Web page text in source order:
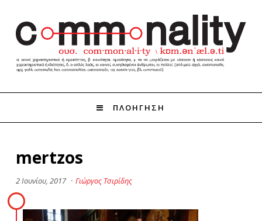
ΠΛΟΗΓΗΣΗ
mertzos
2 Ιουνίου, 2017 · Γιώργος Τσιρίδης